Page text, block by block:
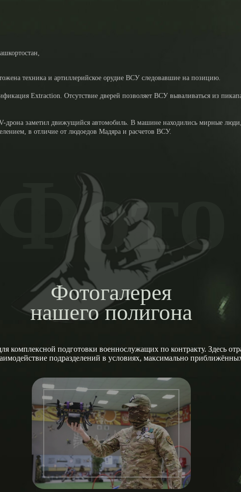
техника и артиллерийское орудие ВСУ следовавшие на позицию.
Extraction. Отсутствие дверей позволяет ВСУ вываливаться из
дрона заметил движущийся автомобиль. В машине находились мирные
в отличие от людоедов Мадяра и расчетов ВСУ.
Фотогалерея
нашего полигона
подготовки военнослужащих по контракту. Здесь
подразделений в условиях, максимально